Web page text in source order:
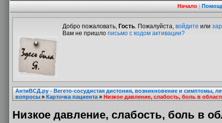
Начало|
Добро пожаловать, Гость. Пожалуйста, войдите или
Вам не пришло письмо с кодом активации?
АнтиВСД.ру - Вегето-сосудистая дистония, возникновение и симптомы,
вопросы»Карточка пациента»Низкое давление, слабость, боль в
Низкое давление, слабость, боль в